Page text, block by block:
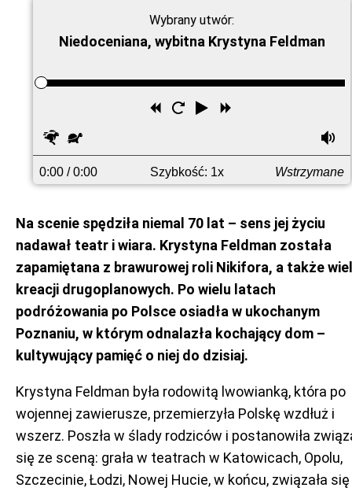
Wybrany utwór:
Niedoceniana, wybitna Krystyna Feldman
Odtwórz
Uruchom
Przewiń
przodu
Szybciej
0:00 / 0:00 Szybkość: 1x Wstrzymane
Na scenie spędziła niemal 70 lat – sens jej życiu
nadawał teatr i wiara. Krystyna Feldman została
zapamiętana z brawurowej roli Nikifora, a także
kreacji drugoplanowych. Po wielu latach
podróżowania po Polsce osiadła w ukochanym
Poznaniu, w którym odnalazła kochający dom –
kultywujący pamięć o niej do dzisiaj.
Krystyna Feldman była rodowitą lwowianką, która po
wojennej zawierusze, przemierzyła Polskę wzdłuż i
wszerz. Poszła w ślady rodziców i postanowiła
się ze sceną: grała w teatrach w Katowicach, Opolu,
Szczecinie, Łodzi, Nowej Hucie, w końcu, związała